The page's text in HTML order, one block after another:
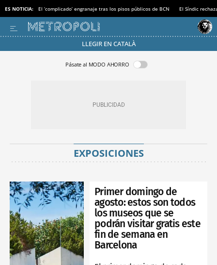
ES NOTICIA: El ‘complicado’ engranaje tras los pisos públicos de BCN El Síndic
LLEGIR EN CATALÀ
Pásate al MODO AHORRO
EXPOSICIONES
Primer domingo de
agosto: estos son todos
los museos que se
podrán visitar gratis este
fin de semana en
Barcelona